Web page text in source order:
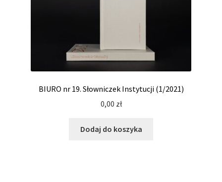
BIURO nr 19. Słowniczek Instytucji (1/2021)
0,00 zł
Dodaj do koszyka